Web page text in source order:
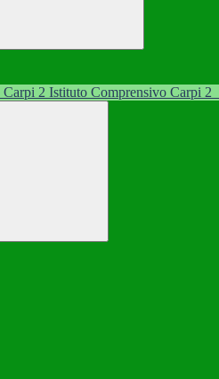
Istituto Comprensivo Carpi 2